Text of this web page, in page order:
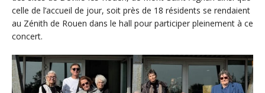
celle de l’accueil de jour, soit près de 18 résidents se rendaient
au Zénith de Rouen dans le hall pour participer pleinement à ce
concert.